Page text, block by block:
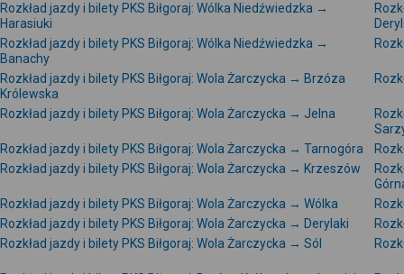
Rozkład jazdy i bilety PKS Biłgoraj: Wólka Niedźwiedzka →
Harasiuki
Rozkład jazdy i bilety PKS Biłgoraj: Wólka Niedźwiedzka →
Banachy
Rozkład jazdy i bilety PKS Biłgoraj: Wola Żarczycka → Brzóza
Królewska
Rozkład jazdy i bilety PKS Biłgoraj: Wola Żarczycka → Jelna
Rozkład jazdy i bilety PKS Biłgoraj: Wola Żarczycka → Tarnogóra
Rozkład jazdy i bilety PKS Biłgoraj: Wola Żarczycka → Krzeszów
Rozkład jazdy i bilety PKS Biłgoraj: Wola Żarczycka → Wólka
Rozkład jazdy i bilety PKS Biłgoraj: Wola Żarczycka → Derylaki
Rozkład jazdy i bilety PKS Biłgoraj: Wola Żarczycka → Sól